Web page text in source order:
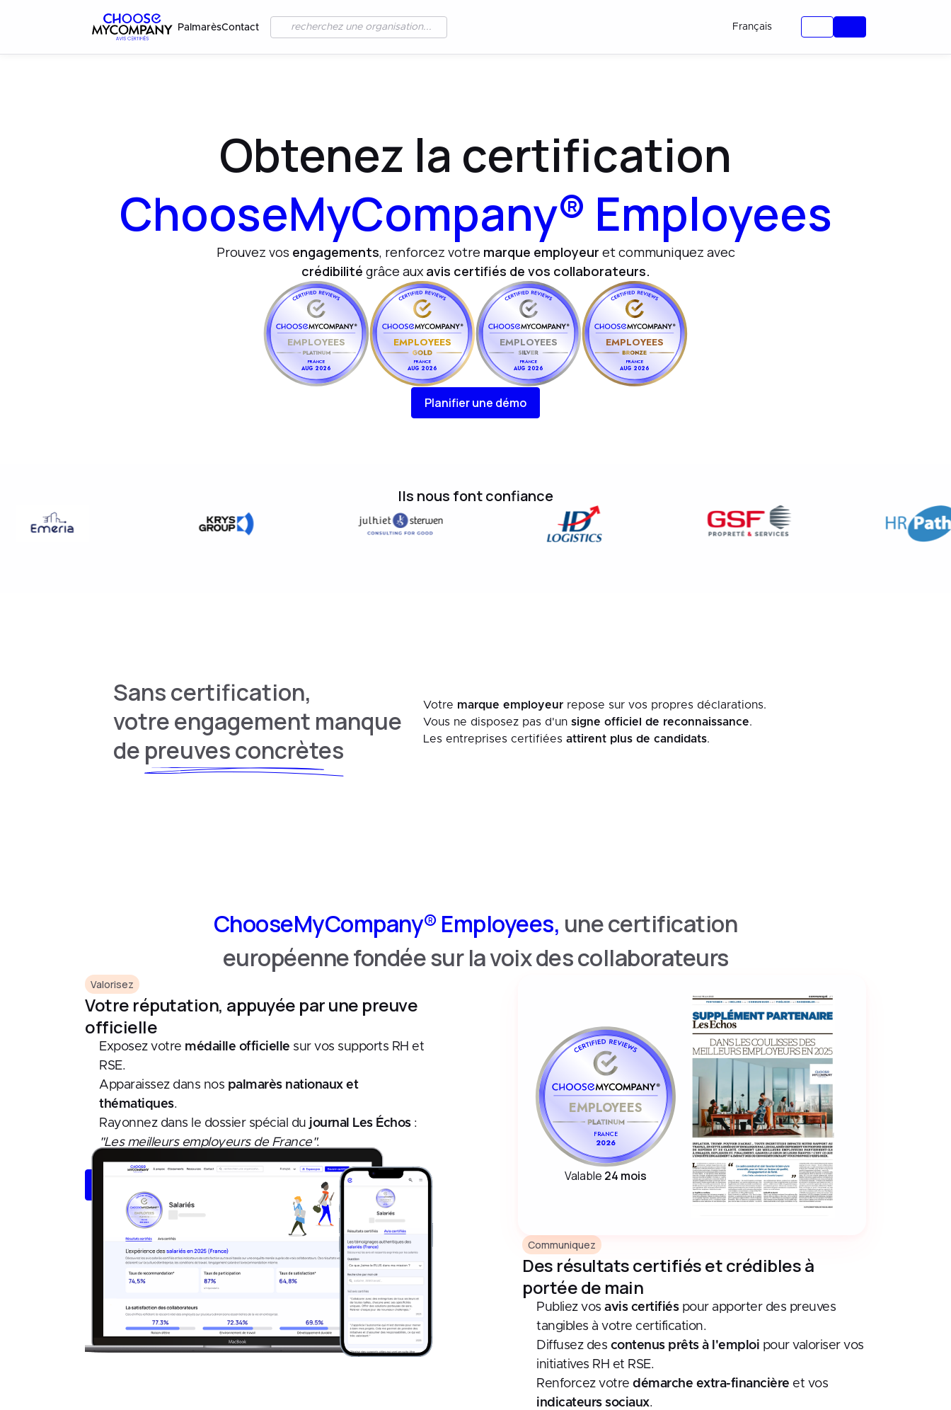
PalmarèsContact Français
Obtenez la certification
ChooseMyCompany® Employees
Prouvez vos engagements, renforcez votre marque employeur et communiquez avec
crédibilité grâce aux avis certifiés de vos collaborateurs.
EMPLOYEES
FRANCE
AUG 2026
EMPLOYEES
FRANCE
AUG 2026
EMPLOYEES
FRANCE
AUG 2026
EMPLOYEES
FRANCE
AUG 2026
Planifier une démo
Ils nous font confiance
Sans certification,
votre engagement manque
de preuves concrètes
Votre marque employeur repose sur vos propres déclarations.
Vous ne disposez pas d'un signe officiel de reconnaissance.
Les entreprises certifiées attirent plus de candidats.
ChooseMyCompany® Employees, une certification
européenne fondée sur la voix des collaborateurs
Valorisez
Votre réputation, appuyée par une preuve
officielle
Exposez votre médaille officielle sur vos supports RH et
RSE.
Apparaissez dans nos palmarès nationaux et
thématiques.
Rayonnez dans le dossier spécial du journal Les Échos:
"Les meilleurs employeurs de France".
EMPLOYEES
FRANCE
2026
Valable 24 mois
Communiquez
Des résultats certifiés et crédibles à
portée de main
Publiez vos avis certifiéspour apporter des preuves
tangibles à votre certification.
Diffusez des contenus prêts à l'emploi pour valoriser vos
initiatives RH et RSE.
Renforcez votre démarche extra-financière et vos
indicateurs sociaux.